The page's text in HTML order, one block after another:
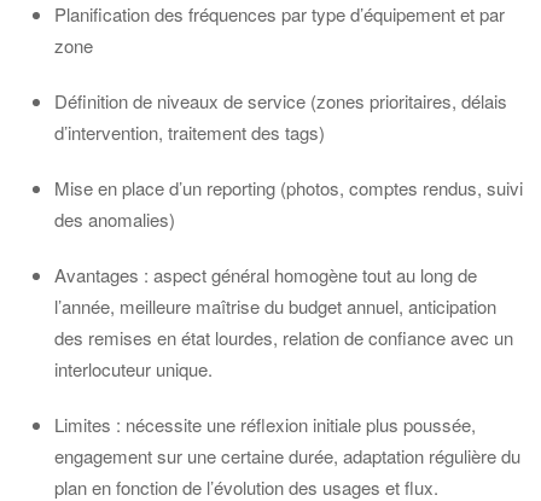
Planification des fréquences par type d’équipement et par
zone
Définition de niveaux de service (zones prioritaires, délais
d’intervention, traitement des tags)
Mise en place d’un reporting (photos, comptes rendus, suivi
des anomalies)
Avantages : aspect général homogène tout au long de
l’année, meilleure maîtrise du budget annuel, anticipation
des remises en état lourdes, relation de confiance avec un
interlocuteur unique.
Limites : nécessite une réflexion initiale plus poussée,
engagement sur une certaine durée, adaptation régulière du
plan en fonction de l’évolution des usages et flux.